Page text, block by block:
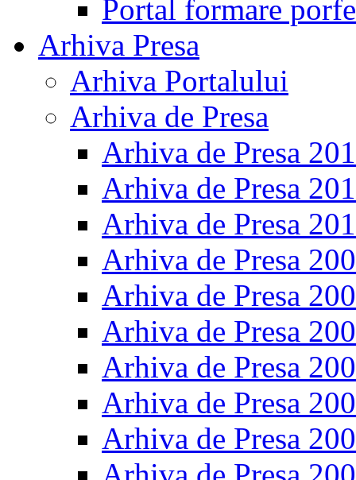
Portal formare
Arhiva Presa
Arhiva Portalului
Arhiva de Presa
Arhiva de Presa
Arhiva de Presa
Arhiva de Presa
Arhiva de Presa
Arhiva de Presa
Arhiva de Presa
Arhiva de Presa
Arhiva de Presa
Arhiva de Presa